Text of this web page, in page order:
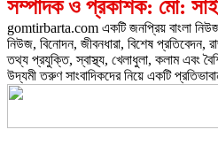
সম্পাদক ও প্রকাশক: মো:
gomtirbarta.com একটি জনপ্রিয় বাংলা নিউজ
নিউজ, বিনোদন, জীবনধারা, বিশেষ প্রতিবেদন,
তথ্য প্রযুক্তি, স্বাস্থ্য, খেলাধুলা, কলাম এবং
উদ্যমী তরুণ সাংবাদিকদের নিয়ে একটি